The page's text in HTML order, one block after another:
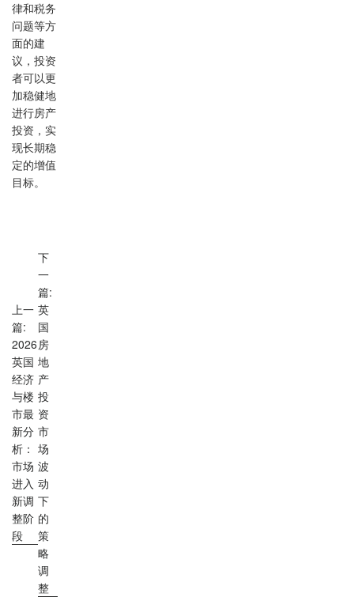
律和税务
问题等方
面的建
议，投资
者可以更
加稳健地
进行房产
投资，实
现长期稳
定的增值
目标。
上一
篇:
2026
英国
经济
与楼
市最
新分
析：
市场
进入
新调
整阶
段
下
一
篇:
英
国
房
地
产
投
资
市
场
波
动
下
的
策
略
调
整